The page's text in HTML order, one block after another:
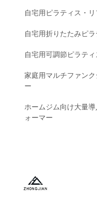
自宅用ピラティス・
自宅用折りたたみピ
自宅用可調節ピラテ
家庭用マルチファン
ー
ホームジム向け大量
ォーマー